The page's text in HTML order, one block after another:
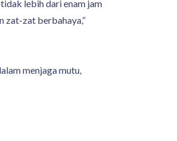
lebih dari enam jam
zat-zat berbahaya,”
menjaga mutu,